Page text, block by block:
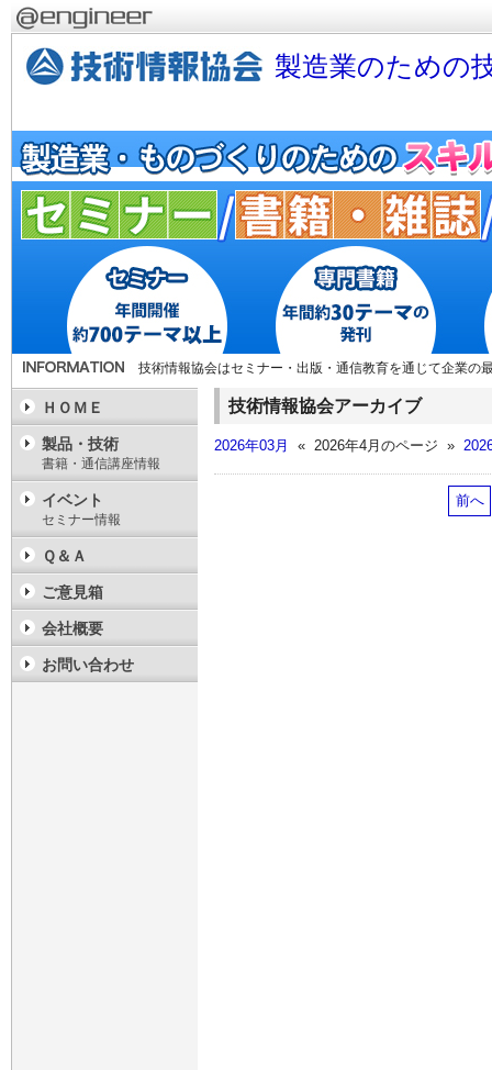
製造業のための
技術情報協会はセミナー・出版・通信教育を通じて企業の
技術情報協会アーカイブ
2026年03月 « 2026年4月のページ »
前へ
ＨＯＭＥ
製品・技術
書籍・通信講座情報
イベント
セミナー情報
Ｑ＆Ａ
ご意見箱
会社概要
お問い合わせ